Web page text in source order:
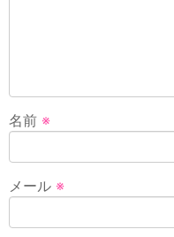
名前 ※
メール ※